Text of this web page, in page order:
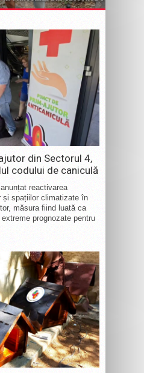
din Sectorul 4,
codului de caniculă
reactivarea
și spațiilor climatizate în
măsura fiind luată ca
prognozate pentru